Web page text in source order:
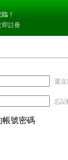
！
即註冊
還
忘記
帳號密碼